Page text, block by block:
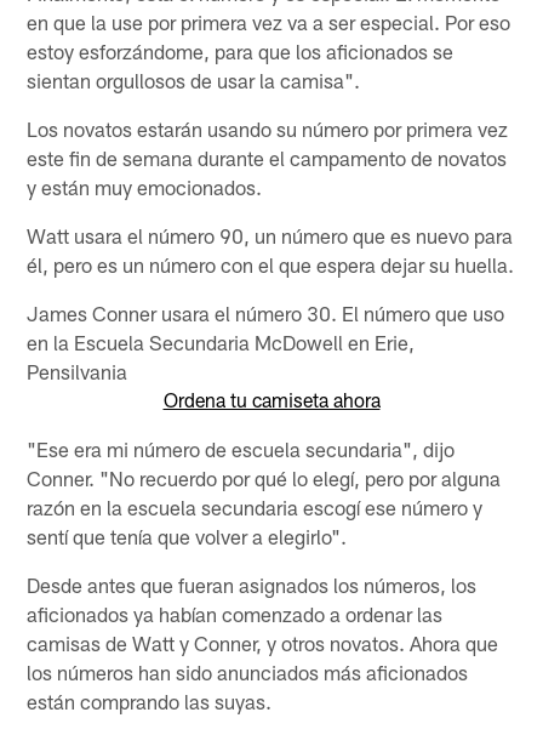
en que la use por primera vez va a ser especial. Por eso
estoy esforzándome, para que los aficionados se
sientan orgullosos de usar la camisa".
Los novatos estarán usando su número por primera vez
este fin de semana durante el campamento de novatos
y están muy emocionados.
Watt usara el número 90, un número que es nuevo para
él, pero es un número con el que espera dejar su huella.
James Conner usara el número 30. El número que uso
en la Escuela Secundaria McDowell en Erie,
Pensilvania
Ordena tu camiseta ahora
"Ese era mi número de escuela secundaria", dijo
Conner. "No recuerdo por qué lo elegí, pero por alguna
razón en la escuela secundaria escogí ese número y
sentí que tenía que volver a elegirlo".
Desde antes que fueran asignados los números, los
aficionados ya habían comenzado a ordenar las
camisas de Watt y Conner, y otros novatos. Ahora que
los números han sido anunciados más aficionados
están comprando las suyas.